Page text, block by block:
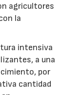
agricultores
la
intensiva
a una
por
cantidad